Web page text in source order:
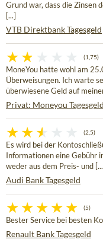
Grund war, dass die Zinsen
[...]
VTB Direktbank Tagesgeld
(1,75)
MoneYou hatte wohl am
Überweisungen. Ich warte
überwiesene Geld auf
Privat: Moneyou Tagesgeld
(2,5)
Es wird bei der
Informationen eine Gebühr
weder aus dem Preis- und [...]
Audi Bank Tagesgeld
(5)
Bester Service bei besten
Renault Bank Tagesgeld